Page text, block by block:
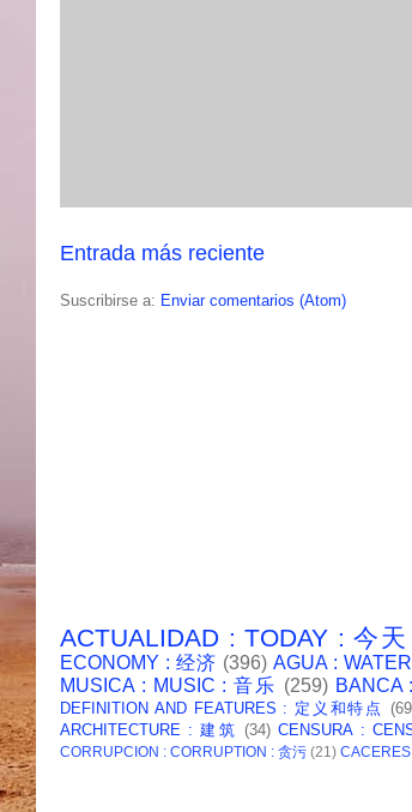
Entrada más reciente
Suscribirse a: Enviar comentarios (Atom)
ACTUALIDAD : TODAY : 今天
ECONOMY : 经济 (396) AGUA :
MUSICA : MUSIC : 音乐 (259) BANCA
DEFINITION AND FEATURES : 定义和特点
ARCHITECTURE : 建筑 (34) CENSURA :
CORRUPCION : CORRUPTION : 贪污 (21)